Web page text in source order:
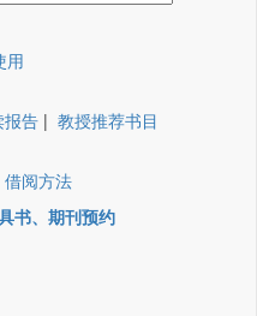
用
报告 | 教授推荐书目
借阅方法
书、期刊预约